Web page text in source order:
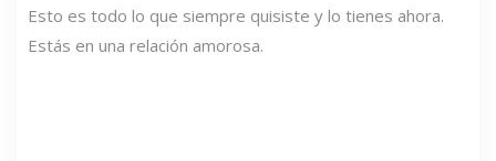
Esto es todo lo que siempre quisiste y lo tienes ahora.
Estás en una relación amorosa.